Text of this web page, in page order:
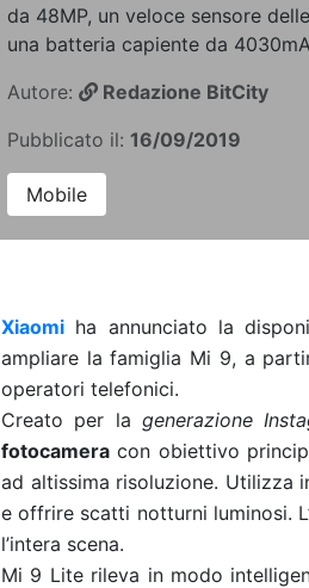
da 48MP, un veloce sensore
una batteria capiente da
Autore:
Redazione BitCity
Pubblicato il: 16/09/2019
Mobile
Xiaomi ha annunciato la
ampliare la famiglia Mi 9, a
operatori telefonici.
Creato per la generazione
fotocamera con obiettivo
ad altissima risoluzione. Utilizza
e offrire scatti notturni luminosi.
l’intera scena.
Mi 9 Lite rileva in modo